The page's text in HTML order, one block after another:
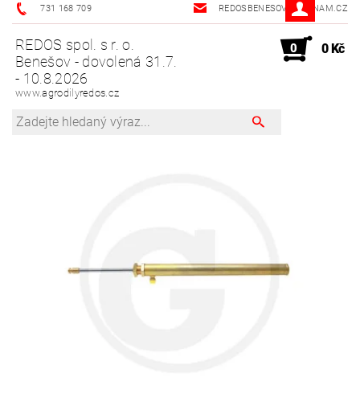
731 168 709 REDOSBENESOV@SEZNAM.CZ
REDOS spol. s r. o.
Benešov - dovolená 31.7.
- 10.8.2026
www.agrodilyredos.cz
0 0 Kč